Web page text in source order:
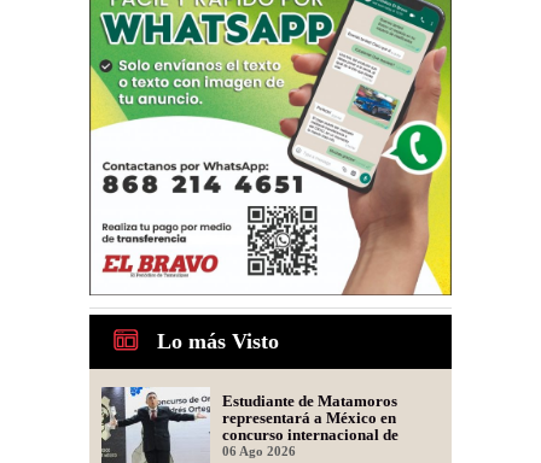
Lo más Visto
Estudiante de Matamoros
representará a México en
concurso internacional de
oratoria en Perú
06 Ago 2026